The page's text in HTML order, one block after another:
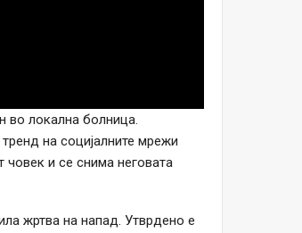
во локална болница.
на социјалните мрежи
човек и се снима неговата
жртва на напад. Утврдено е